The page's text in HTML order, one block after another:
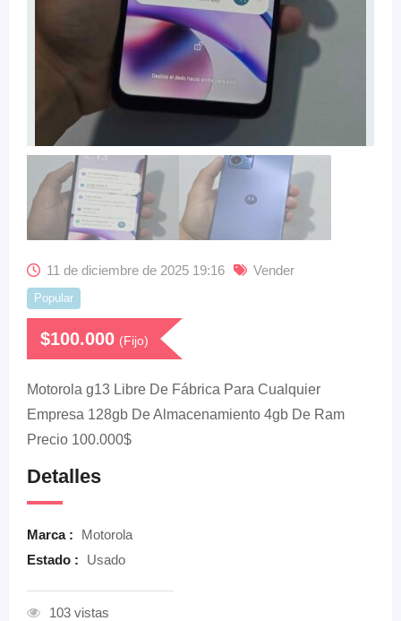
11 de diciembre de 2025 19:16 Vender
Popular
$100.000 (Fijo)
Motorola g13 Libre De Fábrica Para Cualquier
Empresa 128gb De Almacenamiento 4gb De Ram
Precio 100.000$
Detalles
Marca :
Motorola
Estado :
Usado
103 vistas